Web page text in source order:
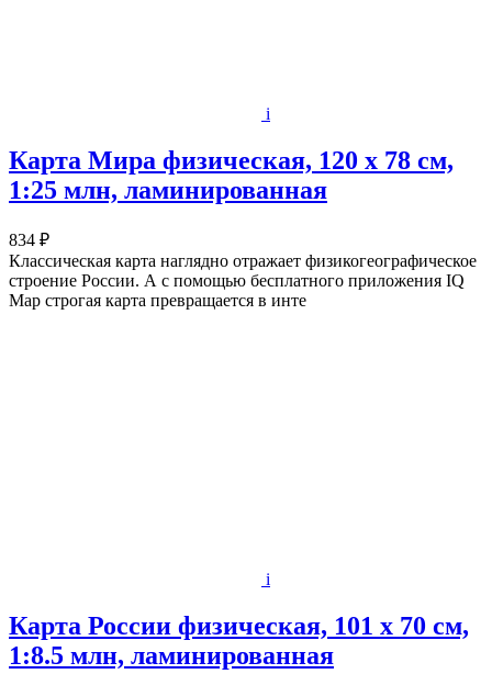
i
Карта Мира физическая, 120 х 78 см,
1:25 млн, ламинированная
834 ₽
Классическая карта наглядно отражает физикогеографическое
строение России. А с помощью бесплатного приложения IQ
Map строгая карта превращается в инте
i
Карта России физическая, 101 x 70 см,
1:8.5 млн, ламинированная